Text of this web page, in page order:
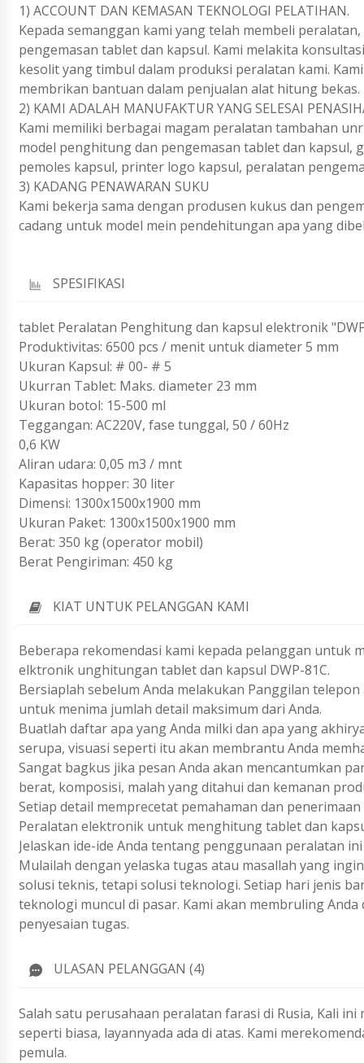
1) ACCOUNT DAN KEMASAN TEKNOLOGI PELATIHAN.
Kepada semanggan kami yang telah membeli
pengemasan tablet dan kapsul. Kami melakita
kesolit yang timbul dalam produksi peralatan kami.
membrikan bantuan dalam penjualan alat hitung bekas.
2) KAMI ADALAH MANUFAKTUR YANG SELESAI
Kami memiliki berbagai magam peralatan tambahan
model penghitung dan pengemasan tablet dan
pemoles kapsul, printer logo kapsul, peralatan
3) KADANG PENAWARAN SUKU
Kami bekerja sama dengan produsen kukus dan
cadang untuk model mein pendehitungan apa yang
SPESIFIKASI
tablet Peralatan Penghitung dan kapsul elektronik
Produktivitas: 6500 pcs / menit untuk diameter 5 mm
Ukuran Kapsul: # 00- # 5
Ukurran Tablet: Maks. diameter 23 mm
Ukuran botol: 15-500 ml
Teggangan: AC220V, fase tunggal, 50 / 60Hz
0,6 KW
Aliran udara: 0,05 m3 / mnt
Kapasitas hopper: 30 liter
Dimensi: 1300x1500x1900 mm
Ukuran Paket: 1300x1500x1900 mm
Berat: 350 kg (operator mobil)
Berat Pengiriman: 450 kg
KIAT UNTUK PELANGGAN KAMI
Beberapa rekomendasi kami kepada pelanggan untuk
elktronik unghitungan tablet dan kapsul DWP-81C.
Bersiaplah sebelum Anda melakukan Panggilan
untuk menima jumlah detail maksimum dari Anda.
Buatlah daftar apa yang Anda milki dan apa yang
serupa, visuasi seperti itu akan membrantu Anda
Sangat bagkus jika pesan Anda akan mencantumkan
berat, komposisi, malah yang ditahui dan kemanan
Setiap detail memprecetat pemahaman dan
Peralatan elektronik untuk menghitung tablet dan
Jelaskan ide-ide Anda tentang penggunaan peralatan
Mulailah dengan yelaska tugas atau masallah yang
solusi teknis, tetapi solusi teknologi. Setiap hari jenis
teknologi muncul di pasar. Kami akan membruling
penyesaian tugas.
ULASAN PELANGGAN (4)
Salah satu perusahaan peralatan farasi di Rusia, Kali
seperti biasa, layannyada ada di atas. Kami
pemula.